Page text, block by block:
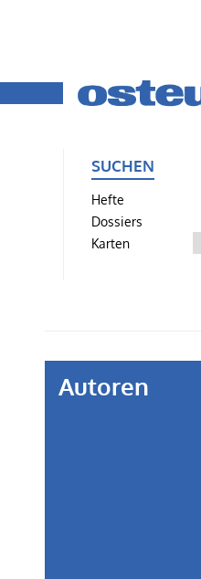
SUCHEN
Hefte
Dossiers
Karten
Autoren